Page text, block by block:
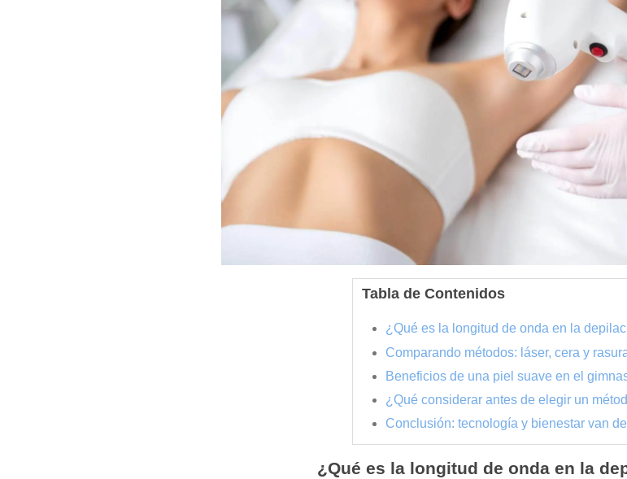
Tabla de Contenidos
¿Qué es la longitud de onda en la
Comparando métodos: láser, cera y
Beneficios de una piel suave en el
¿Qué considerar antes de elegir un
Conclusión: tecnología y bienestar van
¿Qué es la longitud de onda en la